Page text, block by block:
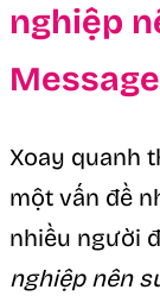
nghiệp
Message
Xoay quanh
một vấn đề
nhiều người
nghiệp nên